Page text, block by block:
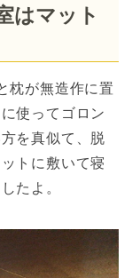
はマット
枕が無造作に置
使ってゴロン
を真似て、脱
トに敷いて寝
たよ。